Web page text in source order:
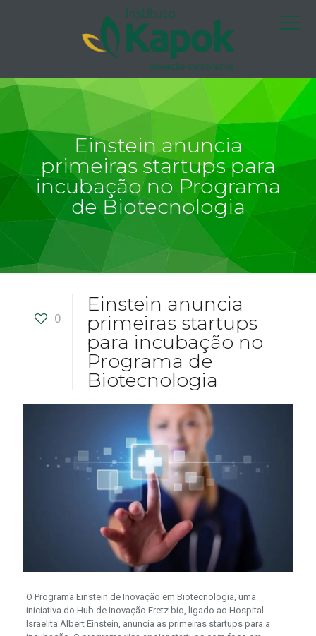
Einstein anuncia
primeiras startups para
incubação no Programa
de Biotecnologia
0
Einstein anuncia
primeiras startups
para incubação no
Programa de
Biotecnologia
O Programa Einstein de Inovação em Biotecnologia, uma
iniciativa do Hub de Inovação Eretz.bio, ligado ao Hospital
Israelita Albert Einstein, anuncia as primeiras startups para a